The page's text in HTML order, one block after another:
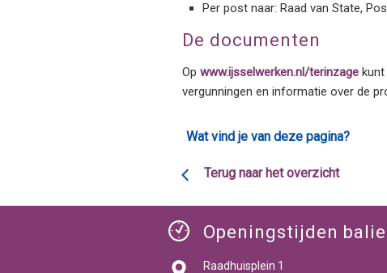
Per post naar: Raad van State,
De documenten
Op www.ijsselwerken.nl/terinzage kunt
vergunningen en informatie over de
Wat vind je van deze pagina?
Terug naar het overzicht
Openingstijden balie
Raadhuisplein 1